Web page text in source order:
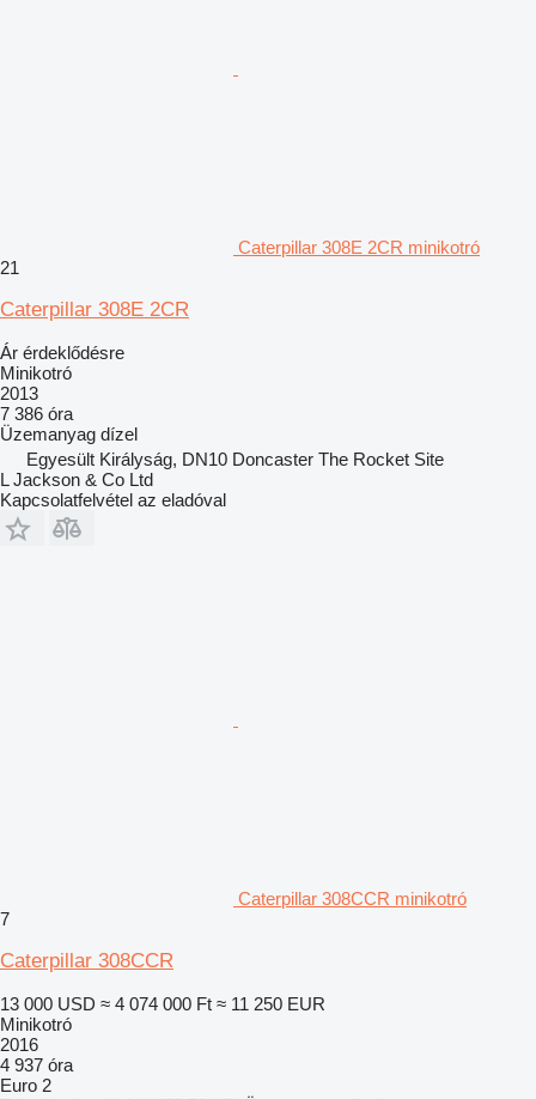
Caterpillar 308E 2CR minikotró
21
Caterpillar 308E 2CR
Ár érdeklődésre
Minikotró
2013
7 386 óra
Üzemanyag dízel
Egyesült Királyság, DN10 Doncaster The Rocket Site
L Jackson & Co Ltd
Kapcsolatfelvétel az eladóval
Caterpillar 308CCR minikotró
7
Caterpillar 308CCR
13 000 USD ≈ 4 074 000 Ft ≈ 11 250 EUR
Minikotró
2016
4 937 óra
Euro 2